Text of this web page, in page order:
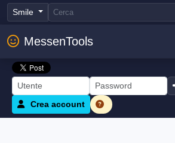
Smile
MessenTools
Crea account